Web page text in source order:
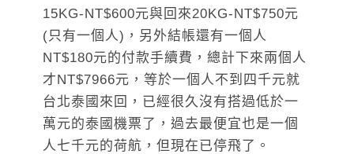
15KG-NT$600元與回來20KG-NT$750元
(只有一個人)，另外結帳還有一個人
NT$180元的付款手續費，總計下來兩個人
才NT$7966元，等於一個人不到四千元就
台北泰國來回，已經很久沒有搭過低於一
萬元的泰國機票了，過去最便宜也是一個
人七千元的荷航，但現在已停飛了。